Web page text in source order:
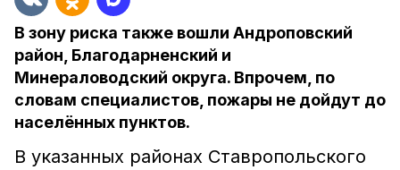
В зону риска также вошли Андроповский
район, Благодарненский и
Минераловодский округа. Впрочем, по
словам специалистов, пожары не дойдут до
населённых пунктов.
В указанных районах Ставропольского